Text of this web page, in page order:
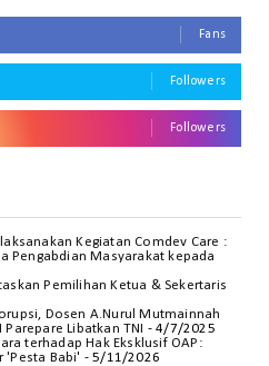
Fans
Followers
Followers
Kegiatan Comdev Care :
Pengabdian Masyarakat kepada
Pemilihan Ketua & Sekertaris
Dosen A.Nurul Mutmainnah
Libatkan TNI
- 4/7/2025
terhadap Hak Eksklusif OAP:
'Pesta Babi' - 5/11/2026